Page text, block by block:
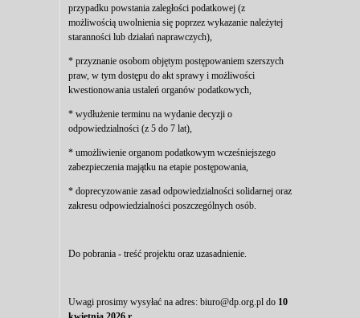
przypadku powstania zaległości podatkowej (z
możliwością uwolnienia się poprzez wykazanie należytej
staranności lub działań naprawczych),
* przyznanie osobom objętym postępowaniem szerszych
praw, w tym dostępu do akt sprawy i możliwości
kwestionowania ustaleń organów podatkowych,
* wydłużenie terminu na wydanie decyzji o
odpowiedzialności (z 5 do 7 lat),
* umożliwienie organom podatkowym wcześniejszego
zabezpieczenia majątku na etapie postępowania,
* doprecyzowanie zasad odpowiedzialności solidarnej oraz
zakresu odpowiedzialności poszczególnych osób.
Do pobrania - treść projektu oraz uzasadnienie.
Uwagi prosimy wysyłać na adres: biuro@dp.org.pl do 10